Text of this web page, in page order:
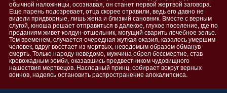
обычной наложницы, осознавая, он станет первой жертвой заговора.
Еще парень подозревает, отца скорее отравили, ведь его давно не
видели придворные, лишь жена и близкий сановник. Вместе с верным
слугой, юноша решает отправиться в далекое, глухое поселение, где по
преданиям живет колдун-отшельник, могущий сварить лечебное зелье.
Тем временем, случается очередная жуткая оказия, казалось умершим
человек, вдруг восстает из мертвых, неведомым образом обманув
смерть. Только народу неведомо, мужчина обрел бессмертие, став
кровожадным зомби, оказавшись предвестником чудовищного
нашествия мертвецов. Наследный принц, собирает вокруг верных
воинов, надеясь остановить распространение апокалипсиса.